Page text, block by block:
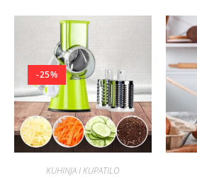
-25%
KUHINJA I KUPATILO